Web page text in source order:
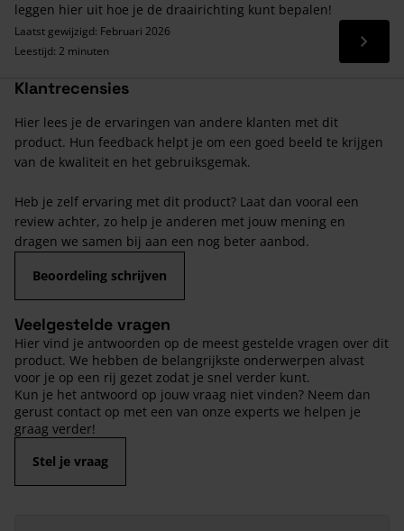
leggen hier uit hoe je de draairichting kunt bepalen!
Laatst gewijzigd: Februari 2026
Leestijd: 2 minuten
Lees
Klantrecensies
Hier lees je de ervaringen van andere klanten met dit
product. Hun feedback helpt je om een goed beeld te krijgen
van de kwaliteit en het gebruiksgemak.
Heb je zelf ervaring met dit product? Laat dan vooral een
review achter, zo help je anderen met jouw mening en
dragen we samen bij aan een nog beter aanbod.
Beoordeling schrijven
Veelgestelde vragen
Hier vind je antwoorden op de meest gestelde vragen over dit
product. We hebben de belangrijkste onderwerpen alvast
voor je op een rij gezet zodat je snel verder kunt.
Kun je het antwoord op jouw vraag niet vinden? Neem dan
gerust contact op met een van onze experts we helpen je
graag verder!
Stel je vraag